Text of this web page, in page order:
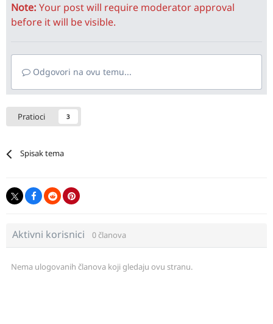
Note: Your post will require moderator approval
before it will be visible.
Odgovori na ovu temu...
Pratioci 3
Spisak tema
Aktivni korisnici 0 članova
Nema ulogovanih članova koji gledaju ovu stranu.